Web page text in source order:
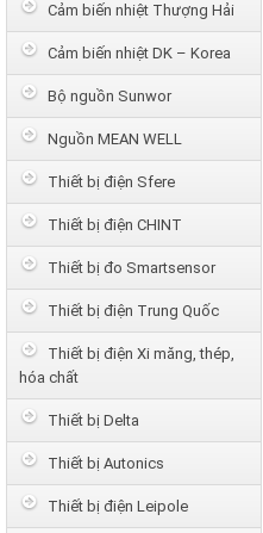
Cảm biến nhiệt Thượng Hải
Cảm biến nhiệt DK – Korea
Bộ nguồn Sunwor
Nguồn MEAN WELL
Thiết bị điện Sfere
Thiết bị điện CHINT
Thiết bị đo Smartsensor
Thiết bị điện Trung Quốc
Thiết bị điện Xi măng, thép,
hóa chất
Thiết bị Delta
Thiết bị Autonics
Thiết bị điện Leipole